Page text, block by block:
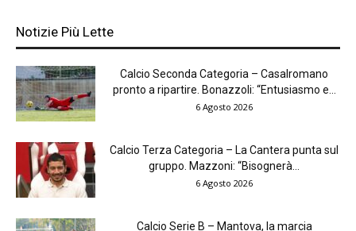
Notizie Più Lette
Calcio Seconda Categoria – Casalromano
pronto a ripartire. Bonazzoli: “Entusiasmo e...
6 Agosto 2026
Calcio Terza Categoria – La Cantera punta sul
gruppo. Mazzoni: “Bisognerà...
6 Agosto 2026
Calcio Serie B – Mantova, la marcia